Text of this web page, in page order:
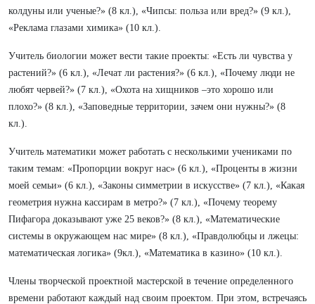
колдуны или ученые?» (8 кл.), «Чипсы: польза или вред?» (9 кл.),
«Реклама глазами химика» (10 кл.).
Учитель биологии может вести такие проекты: «Есть ли чувства у
растений?» (6 кл.), «Лечат ли растения?» (6 кл.), «Почему люди не
любят червей?» (7 кл.), «Охота на хищников –это хорошо или
плохо?» (8 кл.), «Заповедные территории, зачем они нужны?» (8
кл.).
Учитель математики может работать с несколькими учениками по
таким темам: «Пропорции вокруг нас» (6 кл.), «Проценты в жизни
моей семьи» (6 кл.), «Законы симметрии в искусстве» (7 кл.), «Какая
геометрия нужна кассирам в метро?» (7 кл.), «Почему теорему
Пифагора доказывают уже 25 веков?» (8 кл.), «Математические
системы в окружающем нас мире» (8 кл.), «Правдолюбцы и лжецы:
математическая логика» (9кл.), «Математика в казино» (10 кл.).
Члены творческой проектной мастерской в течение определенного
времени работают каждый над своим проектом. При этом, встречаясь